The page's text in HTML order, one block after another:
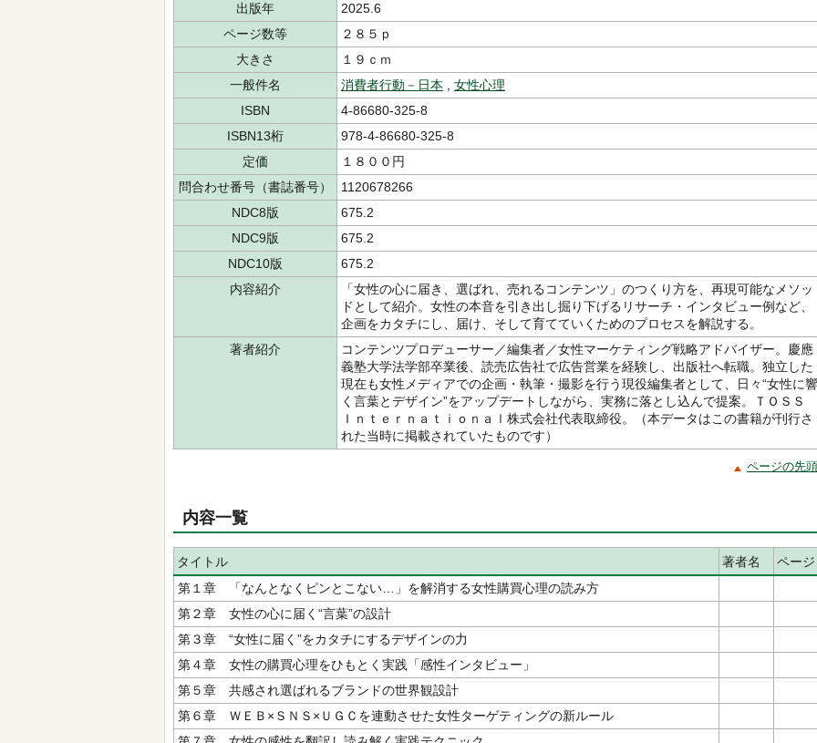
出版年
2025.6
ページ数等
２８５ｐ
大きさ
１９ｃｍ
一般件名
消費者行動－日本
女性心理
ISBN
4-86680-325-8
ISBN13桁
978-4-86680-325-8
定価
１８００円
問合わせ番号（書誌番号）
1120678266
NDC8版
675.2
NDC9版
675.2
NDC10版
675.2
内容紹介
「女性の心に届き、選ばれ、売れるコンテンツ」のつくり方を、再現可能なメソッ
ドとして紹介。女性の本音を引き出し掘り下げるリサーチ・インタビュー例など、
企画をカタチにし、届け、そして育てていくためのプロセスを解説する。
著者紹介
コンテンツプロデューサー／編集者／女性マーケティング戦略アドバイザー。慶應
義塾大学法学部卒業後、読売広告社で広告営業を経験し、出版社へ転職。独立した
現在も女性メディアでの企画・執筆・撮影を行う現役編集者として、日々“女性に響
く言葉とデザイン”をアップデートしながら、実務に落とし込んで提案。ＴＯＳＳ
Ｉｎｔｅｒｎａｔｉｏｎａｌ株式会社代表取締役。（本データはこの書籍が刊行さ
れた当時に掲載されていたものです）
ページの先
内容一覧
タイトル 著者名
ページ
第１章 「なんとなくピンとこない…」を解消する女性購買心理の読み方
第２章 女性の心に届く“言葉”の設計
第３章 “女性に届く”をカタチにするデザインの力
第４章 女性の購買心理をひもとく実践「感性インタビュー」
第５章 共感され選ばれるブランドの世界観設計
第６章 ＷＥＢ×ＳＮＳ×ＵＧＣを連動させた女性ターゲティングの新ルール